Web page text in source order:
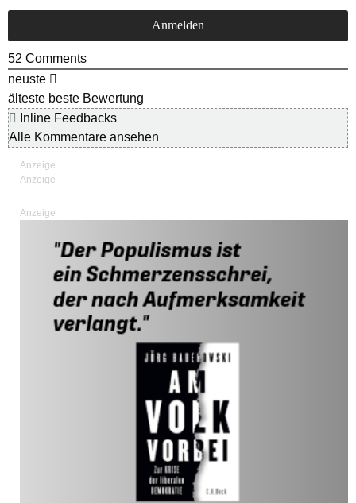
52 Comments
neuste
älteste beste Bewertung
Inline Feedbacks
Alle Kommentare ansehen
Anzeige